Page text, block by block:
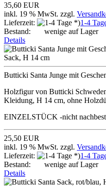
35,60 EUR
inkl. 19 % MwSt. zzgl.
Lieferzeit:
1-4
Bestand:
wenige auf Lager
Details
Butticki Santa Junge mit
Holzfigur von Butticki
Kleidung, H 14 cm, ohne
EINZELSTÜCK -nicht
25,50 EUR
inkl. 19 % MwSt. zzgl.
Lieferzeit:
1-4
Bestand:
wenige auf Lager
Details